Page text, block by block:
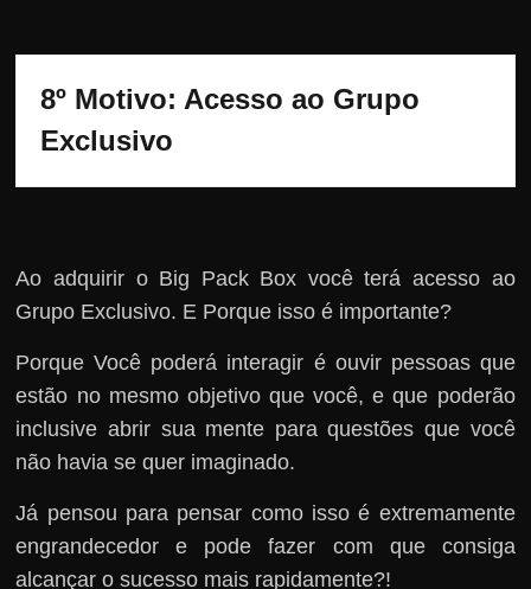
8º Motivo: Acesso ao Grupo
Exclusivo
Ao adquirir o Big Pack Box você terá acesso ao
Grupo Exclusivo. E Porque isso é importante?
Porque Você poderá interagir é ouvir pessoas que
estão no mesmo objetivo que você, e que poderão
inclusive abrir sua mente para questões que você
não havia se quer imaginado.
Já pensou para pensar como isso é extremamente
engrandecedor e pode fazer com que consiga
alcançar o sucesso mais rapidamente?!